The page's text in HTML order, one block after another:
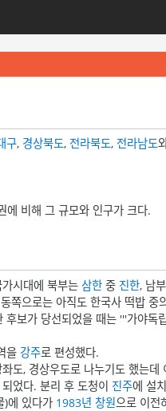
구, 경상북도, 전라북도, 전라남도
에 비해 그 규모와 인구가 크다.
시대에 북부는 삼한 중 진한, 남
쪽으로는 아직도 한국사 떡밥 중
후보가 당선되었을 때는 '''가야독
을 강주로 편성했다.
도, 경상우도로 나누기도 했는
었다. 분리 후 도청이 진주에 설
)에 있다가 1983년 창원으로 이전